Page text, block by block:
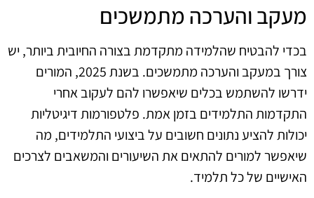
מעקב והערכה מתמשכים
בכדי להבטיח שהלמידה מתקדמת בצורה החיובית ביותר, יש
צורך במעקב והערכה מתמשכים. בשנת 2025, המורים
ידרשו להשתמש בכלים שיאפשרו להם לעקוב אחרי
התקדמות התלמידים בזמן אמת. פלטפורמות דיגיטליות
יכולות להציע נתונים חשובים על ביצועי התלמידים, מה
שיאפשר למורים להתאים את השיעורים והמשאבים לצרכים
האישיים של כל תלמיד.